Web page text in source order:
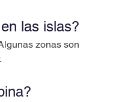
las islas?
zonas son